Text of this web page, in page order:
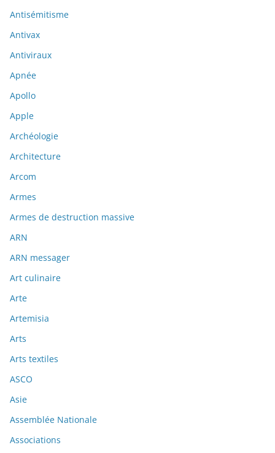
Antisémitisme
Antivax
Antiviraux
Apnée
Apollo
Apple
Archéologie
Architecture
Arcom
Armes
Armes de destruction massive
ARN
ARN messager
Art culinaire
Arte
Artemisia
Arts
Arts textiles
ASCO
Asie
Assemblée Nationale
Associations